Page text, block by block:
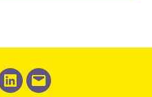
LinkedIn
Email